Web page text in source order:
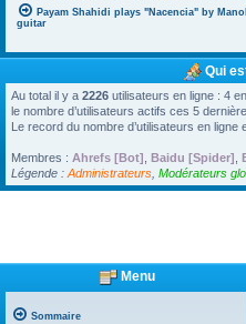
Payam Shahidi plays "Nacencia" by
guitar
Qui
Au total il y a 2226 utilisateurs en ligne : 4
le nombre d’utilisateurs actifs ces 5
Le record du nombre d’utilisateurs en ligne
Membres : Ahrefs [Bot] Baidu [Spider]
Légende : Administrateurs Modérateurs
Menu
Sommaire